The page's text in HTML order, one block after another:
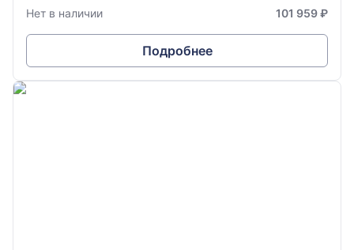
Нет в наличии
101 959 ₽
Подробнее